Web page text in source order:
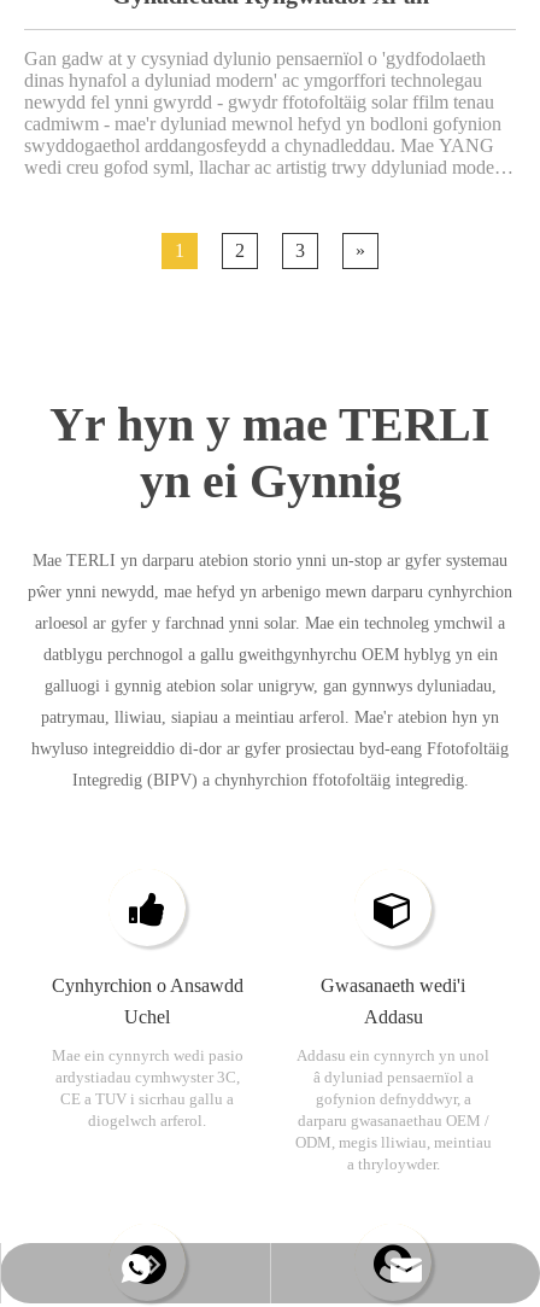
Gan gadw at y cysyniad dylunio pensaernïol o 'gydfodolaeth
dinas hynafol a dyluniad modern' ac ymgorffori technolegau
newydd fel ynni gwyrdd - gwydr ffotofoltäig solar ffilm tenau
cadmiwm - mae'r dyluniad mewnol hefyd yn bodloni gofynion
swyddogaethol arddangosfeydd a chynadleddau. Mae YANG
wedi creu gofod syml, llachar ac artistig trwy ddyluniad modern
1
2 3 »
Yr hyn y mae TERLI
yn ei Gynnig
Mae TERLI yn darparu atebion storio ynni un-stop ar gyfer systemau
pŵer ynni newydd, mae hefyd yn arbenigo mewn darparu cynhyrchion
arloesol ar gyfer y farchnad ynni solar. Mae ein technoleg ymchwil a
datblygu perchnogol a gallu gweithgynhyrchu OEM hyblyg yn ein
galluogi i gynnig atebion solar unigryw, gan gynnwys dyluniadau,
patrymau, lliwiau, siapiau a meintiau arferol. Mae'r atebion hyn yn
hwyluso integreiddio di-dor ar gyfer prosiectau byd-eang Ffotofoltäig
Integredig (BIPV) a chynhyrchion ffotofoltäig integredig.
Cynhyrchion o Ansawdd
Uchel
Mae ein cynnyrch wedi pasio
ardystiadau cymhwyster 3C,
CE a TUV i sicrhau gallu a
diogelwch arferol.
Gwasanaeth wedi'i
Addasu
Addasu ein cynnyrch yn unol
â dyluniad pensaernïol a
gofynion defnyddwyr, a
darparu gwasanaethau OEM /
ODM, megis lliwiau, meintiau
a thryloywder.